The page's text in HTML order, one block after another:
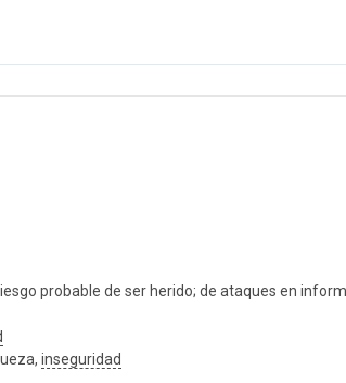
probable de ser herido; de ataques en
inseguridad